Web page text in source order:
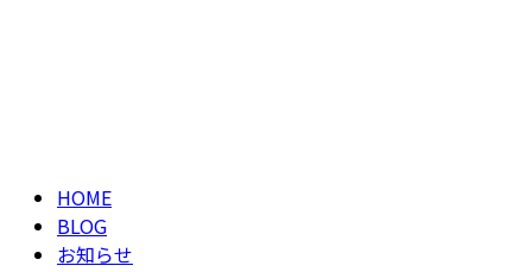
HOME
BLOG
お知らせ